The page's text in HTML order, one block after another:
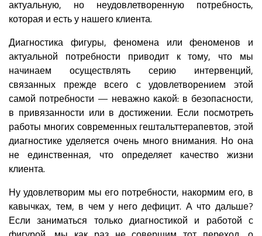
актуальную, но неудовлетворенную потребность,
которая и есть у нашего клиента.
Диагностика фигуры, феномена или феноменов и
актуальной потребности приводит к тому, что мы
начинаем осуществлять серию интервенций,
связанных прежде всего с удовлетворением этой
самой потребности — неважно какой: в безопасности,
в привязанности или в достижении. Если посмотреть
работы многих современных гештальттерапевтов, этой
диагностике уделяется очень много внимания. Но она
не единственная, что определяет качество жизни
клиента.
Ну удовлетворим мы его потребности, накормим его, в
кавычках, тем, в чем у него дефицит. А что дальше?
Если заниматься только диагностикой и работой с